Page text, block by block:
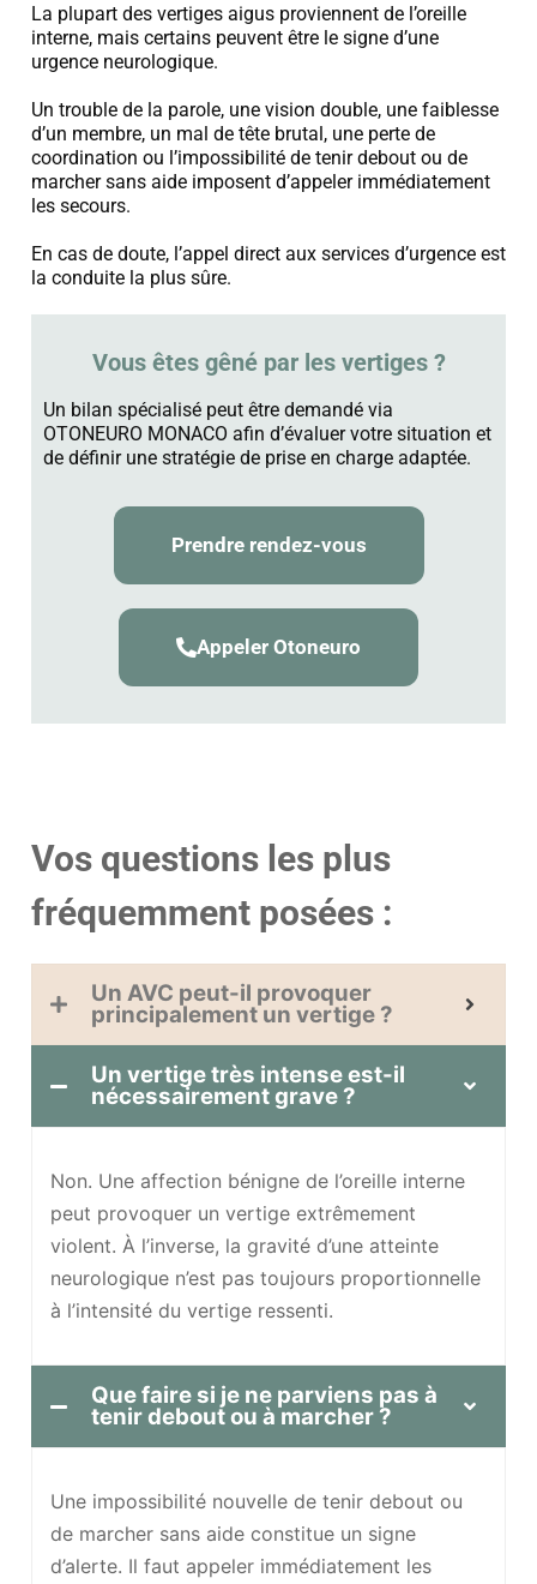
La plupart des vertiges aigus proviennent de l’oreille
interne, mais certains peuvent être le signe d’une
urgence neurologique.
Un trouble de la parole, une vision double, une faiblesse
d’un membre, un mal de tête brutal, une perte de
coordination ou l’impossibilité de tenir debout ou de
marcher sans aide imposent d’appeler immédiatement
les secours.
En cas de doute, l’appel direct aux services d’urgence est
la conduite la plus sûre.
Vous êtes gêné par les vertiges ?
Un bilan spécialisé peut être demandé via
OTONEURO MONACO afin d’évaluer votre situation et
de définir une stratégie de prise en charge adaptée.
Prendre rendez-vous
Appeler Otoneuro
Vos questions les plus
fréquemment posées :
Un AVC peut-il provoquer
principalement un vertige ?
Un vertige très intense est-il
nécessairement grave ?
Non. Une affection bénigne de l’oreille interne
peut provoquer un vertige extrêmement
violent. À l’inverse, la gravité d’une atteinte
neurologique n’est pas toujours proportionnelle
à l’intensité du vertige ressenti.
Que faire si je ne parviens pas à
tenir debout ou à marcher ?
Une impossibilité nouvelle de tenir debout ou
de marcher sans aide constitue un signe
d’alerte. Il faut appeler immédiatement les